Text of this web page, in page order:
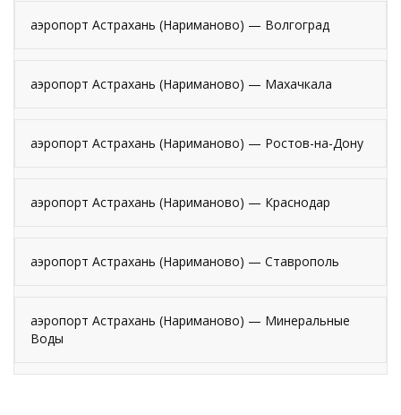
аэропорт Астрахань (Нариманово) — Волгоград
аэропорт Астрахань (Нариманово) — Махачкала
аэропорт Астрахань (Нариманово) — Ростов-на-Дону
аэропорт Астрахань (Нариманово) — Краснодар
аэропорт Астрахань (Нариманово) — Ставрополь
аэропорт Астрахань (Нариманово) — Минеральные
Воды